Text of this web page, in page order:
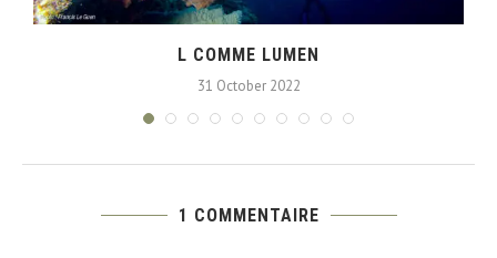
L COMME LUMEN
31 October 2022
1 COMMENTAIRE